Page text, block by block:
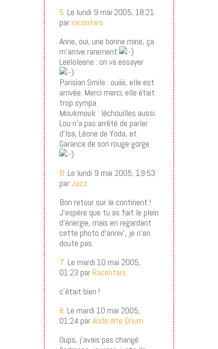
5. Le lundi 9 mai 2005, 18:21
parracontars
Anne, oui, une bonne mine, ça
m’arrive rarement
Leeloleene : on va essayer
Parisian Smile : ouiiiii, elle est
arrivée. Merci merci; elle était
trop sympa
Moukmouk : léchouilles aussi.
Lou n’a pas arrêté de parler
d’Isa, Léone de Yoda, et
Garance de son rouge-gorge
6. Le lundi 9 mai 2005, 19:53
par Jazz
Bon retour sur le continent !
J’espère que tu as fait le plein
d’énergie, mais en regardant
cette photo d’anniv’, je n’en
doute pas.
7. Le mardi 10 mai 2005,
01:23 parRacontars
c’était bien !
8. Le mardi 10 mai 2005,
01:24 parAude dite Orium
Oups, j’avais pas changé